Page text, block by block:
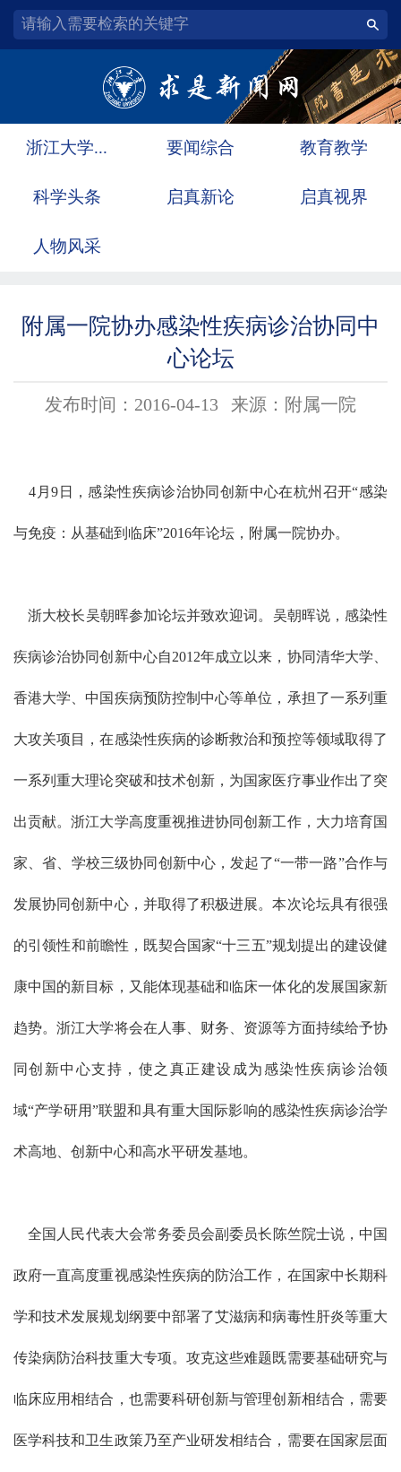
浙江大学... 要闻综合 教育教学
科学头条 启真新论 启真视界
人物风采
附属一院协办感染性疾病诊治协同中
心论坛
发布时间：2016-04-13 来源：附属一院
4月9日，感染性疾病诊治协同创新中心在杭州召开“感染
与免疫：从基础到临床”2016年论坛，附属一院协办。
浙大校长吴朝晖参加论坛并致欢迎词。吴朝晖说，感染性
疾病诊治协同创新中心自2012年成立以来，协同清华大学、
香港大学、中国疾病预防控制中心等单位，承担了一系列重
大攻关项目，在感染性疾病的诊断救治和预控等领域取得了
一系列重大理论突破和技术创新，为国家医疗事业作出了突
出贡献。浙江大学高度重视推进协同创新工作，大力培育国
家、省、学校三级协同创新中心，发起了“一带一路”合作与
发展协同创新中心，并取得了积极进展。本次论坛具有很强
的引领性和前瞻性，既契合国家“十三五”规划提出的建设健
康中国的新目标，又能体现基础和临床一体化的发展国家新
趋势。浙江大学将会在人事、财务、资源等方面持续给予协
同创新中心支持，使之真正建设成为感染性疾病诊治领
域“产学研用”联盟和具有重大国际影响的感染性疾病诊治学
术高地、创新中心和高水平研发基地。
全国人民代表大会常务委员会副委员长陈竺院士说，中国
政府一直高度重视感染性疾病的防治工作，在国家中长期科
学和技术发展规划纲要中部署了艾滋病和病毒性肝炎等重大
传染病防治科技重大专项。攻克这些难题既需要基础研究与
临床应用相结合，也需要科研创新与管理创新相结合，需要
医学科技和卫生政策乃至产业研发相结合，需要在国家层面